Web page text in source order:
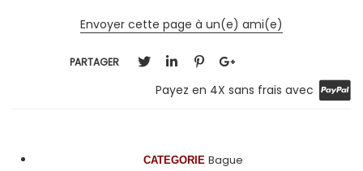
Envoyer cette page à un(e) ami(e)
PARTAGER
Payez en 4X sans frais avec
CATEGORIE Bague